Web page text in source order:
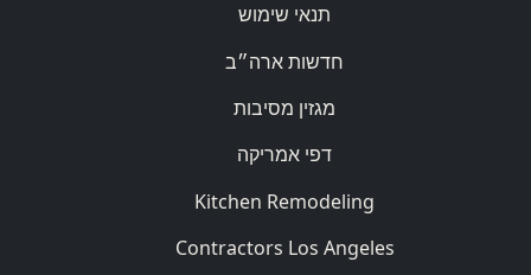
תנאי שימוש
חדשות ארה״ב
מגזין מסיבות
דפי אמריקה
Kitchen Remodeling
Contractors Los Angeles